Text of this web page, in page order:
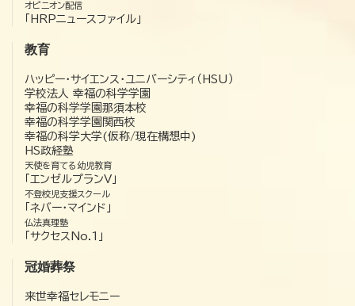
オピニオン配信
「HRPニュースファイル」
教育
ハッピー・サイエンス・ユニバーシティ（HSU）
学校法人 幸福の科学学園
幸福の科学学園那須本校
幸福の科学学園関西校
幸福の科学大学(仮称/現在構想中)
HS政経塾
天使を育てる幼児教育
「エンゼルプランV」
不登校児支援スクール
「ネバー・マインド」
仏法真理塾
「サクセスNo.1」
冠婚葬祭
来世幸福セレモニー